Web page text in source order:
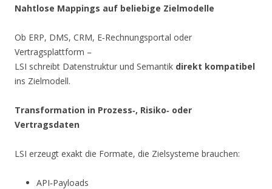
Nahtlose Mappings auf beliebige Zielmodelle
Ob ERP, DMS, CRM, E‑Rechnungsportal oder
Vertragsplattform –
LSI schreibt Datenstruktur und Semantik direkt kompatibel
ins Zielmodell.
Transformation in Prozess‑, Risiko‑ oder
Vertragsdaten
LSI erzeugt exakt die Formate, die Zielsysteme brauchen:
API‑Payloads